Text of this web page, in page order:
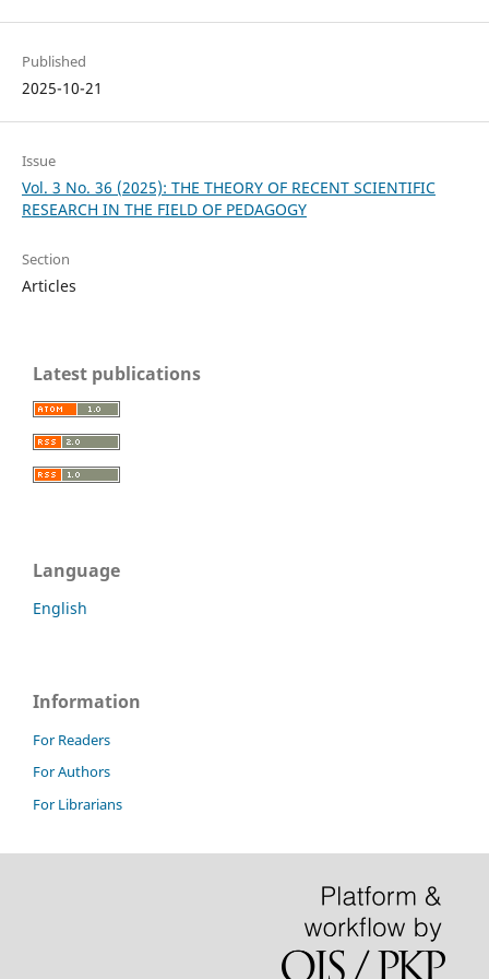
Published
2025-10-21
Issue
Vol. 3 No. 36 (2025): THE THEORY OF RECENT SCIENTIFIC
RESEARCH IN THE FIELD OF PEDAGOGY
Section
Articles
Latest publications
Language
English
Information
For Readers
For Authors
For Librarians